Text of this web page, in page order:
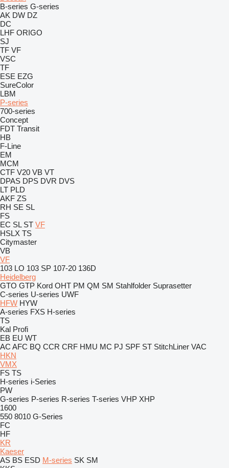
B-series G-series
AK DW DZ
DC
LHF ORIGO
SJ
TF VF
VSC
TF
ESE EZG
SureColor
LBM
P-series
700-series
Concept
FDT Transit
HB
F-Line
EM
MCM
CTF V20 VB VT
DPAS DPS DVR DVS
LT PLD
AKF ZS
RH SE SL
FS
EC SL ST VF
HSLX TS
Citymaster
VB
VF
103 LO 103 SP 107-20 136D
Heidelberg
GTO GTP Kord OHT PM QM SM Stahlfolder Suprasetter
C-series U-series UWF
HFW HYW
A-series FXS H-series
TS
Kal Profi
EB EU WT
AC AFC BQ CCR CRF HMU MC PJ SPF ST StitchLiner VAC
HKN
VMX
FS TS
H-series i-Series
PW
G-series P-series R-series T-series VHP XHP
1600
550 8010 G-Series
FC
HF
KR
Kaeser
AS BS ESD M-series SK SM